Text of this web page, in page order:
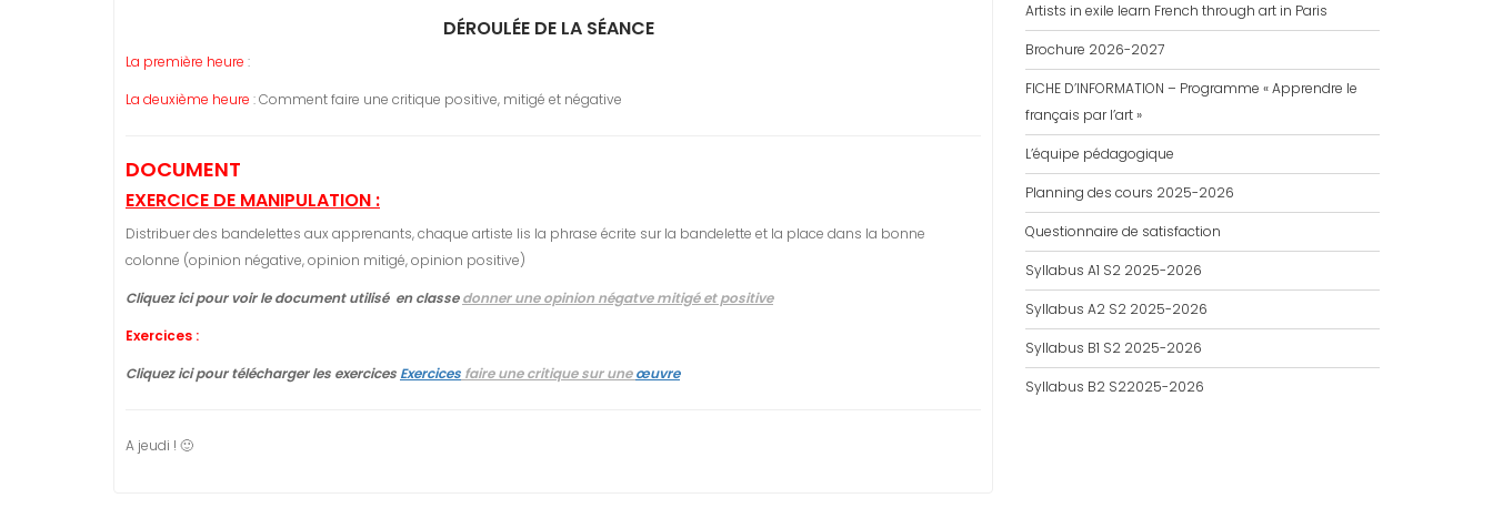
DÉROULÉE DE LA SÉANCE
La première heure :
La deuxième heure : Comment faire une critique positive, mitigé et négative
DOCUMENT
EXERCICE DE MANIPULATION :
Distribuer des bandelettes aux apprenants, chaque artiste lis la phrase écrite sur la bandelette et la place dans la bonne
colonne (opinion négative, opinion mitigé, opinion positive)
Cliquez ici pour voir le document utilisé en classedonner une opinion négatve mitigé et positive
Exercices :
Cliquez ici pour télécharger les exercices Exercices faire une critique sur uneœuvre
A jeudi ! 🙂
Artists in exile learn French through art in Paris
Brochure 2026-2027
FICHE D’INFORMATION – Programme « Apprendre le
français par l’art »
L’équipe pédagogique
Planning des cours 2025-2026
Questionnaire de satisfaction
Syllabus A1 S2 2025-2026
Syllabus A2 S2 2025-2026
Syllabus B1 S2 2025-2026
Syllabus B2 S22025-2026